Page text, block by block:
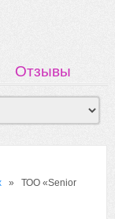
Отзывы
Вход
» ТОО «Senior